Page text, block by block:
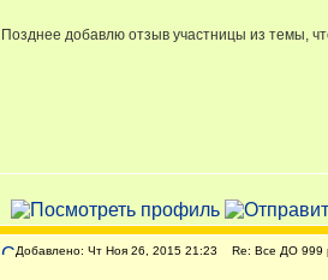
Позднее добавлю отзыв участницы из темы,
Добавлено: Чт Ноя 26, 2015 21:23 Re: Все ДО 999